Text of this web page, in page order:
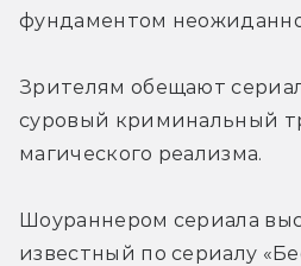
фундаментом
Зрителям обещают
суровый криминальный
магического реализма.
Шоураннером сериала
известный по сериалу